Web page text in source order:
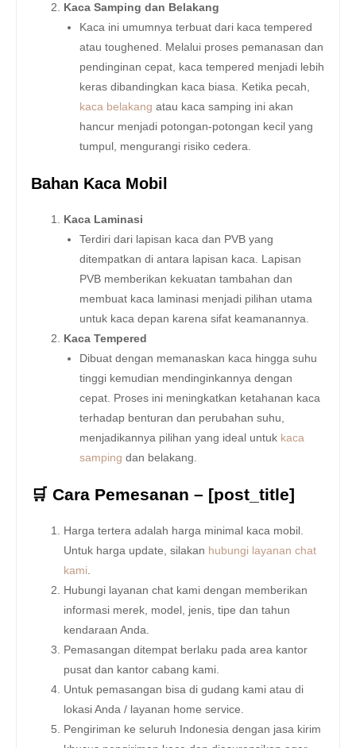
Kaca Samping dan Belakang
Kaca ini umumnya terbuat dari kaca tempered
atau toughened. Melalui proses pemanasan dan
pendinginan cepat, kaca tempered menjadi lebih
keras dibandingkan kaca biasa. Ketika pecah,
kaca belakang atau kaca samping ini akan
hancur menjadi potongan-potongan kecil yang
tumpul, mengurangi risiko cedera.
Bahan Kaca Mobil
Kaca Laminasi
Terdiri dari lapisan kaca dan PVB yang
ditempatkan di antara lapisan kaca. Lapisan
PVB memberikan kekuatan tambahan dan
membuat kaca laminasi menjadi pilihan utama
untuk kaca depan karena sifat keamanannya.
Kaca Tempered
Dibuat dengan memanaskan kaca hingga suhu
tinggi kemudian mendinginkannya dengan
cepat. Proses ini meningkatkan ketahanan kaca
terhadap benturan dan perubahan suhu,
menjadikannya pilihan yang ideal untuk kaca
samping dan belakang.
🛒 Cara Pemesanan – [post_title]
Harga tertera adalah harga minimal kaca mobil.
Untuk harga update, silakan hubungi layanan chat
kami
Hubungi layanan chat kami dengan memberikan
informasi merek, model, jenis, tipe dan tahun
kendaraan Anda.
Pemasangan ditempat berlaku pada area kantor
pusat dan kantor cabang kami.
Untuk pemasangan bisa di gudang kami atau di
lokasi Anda / layanan home service.
Pengiriman ke seluruh Indonesia dengan jasa kirim